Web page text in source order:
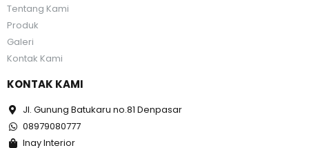
Tentang Kami
Produk
Galeri
Kontak Kami
KONTAK KAMI
Jl. Gunung Batukaru no.81 Denpasar
08979080777
Inay Interior